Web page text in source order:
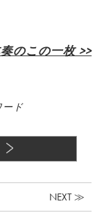
のこの一枚 >>
ード
NEXT ≫